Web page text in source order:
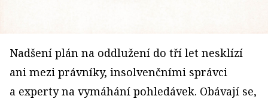
Nadšení plán na oddlužení do tří let nesklízí
ani mezi právníky, insolvenčními správci
a experty na vymáhání pohledávek. Obávají se,